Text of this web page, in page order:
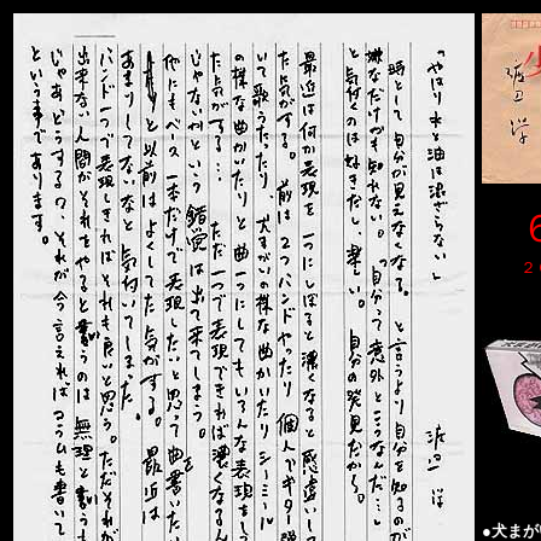
●犬ま